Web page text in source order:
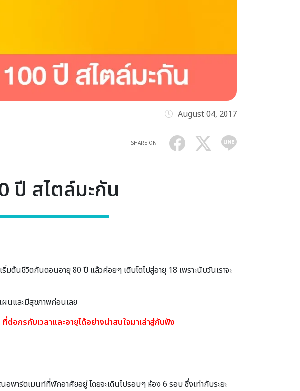
August 04, 2017
SHARE ON
ปี สไตล์มะกัน
ต้นชีวิตกันตอนอายุ 80 ปี แล้วค่อยๆ เติบโตไปสู่อายุ 18 เพราะนับวันเราจะ
ผนและมีสุขภาพก่อนเลย
อกรกับเวลาและอายุได้อย่างน่าสนใจมาเล่าสู่กันฟัง
าร์ตเมนท์ที่พักอาศัยอยู่ โดยจะเดินไปรอบๆ ห้อง 6 รอบ ซึ่งเท่ากับระยะ